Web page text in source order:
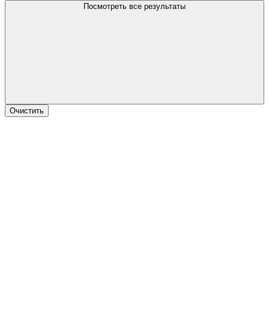
Посмотреть все результаты
Очистить